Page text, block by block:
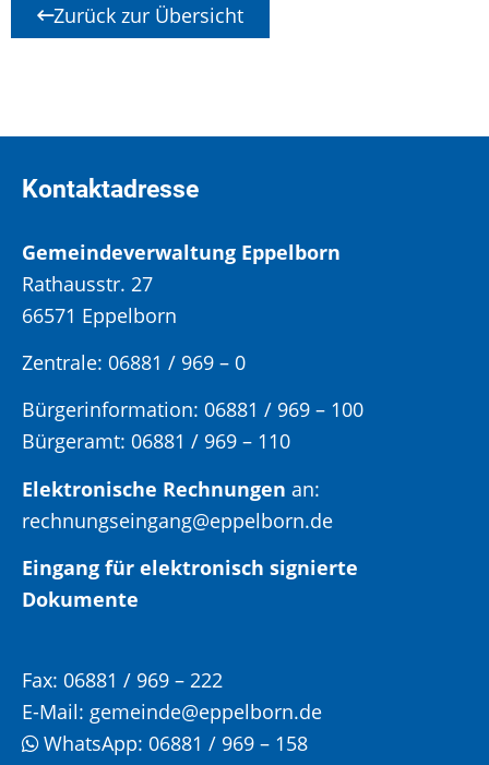
Zurück zur Übersicht
Kontaktadresse
Gemeindeverwaltung Eppelborn
Rathausstr. 27
66571 Eppelborn
Zentrale: 06881 / 969 – 0
Bürgerinformation: 06881 / 969 – 100
Bürgeramt: 06881 / 969 – 110
Elektronische Rechnungen an:
rechnungseingang@eppelborn.de
Eingang für elektronisch signierte
Dokumente
Fax: 06881 / 969 – 222
E-Mail: gemeinde@eppelborn.de
WhatsApp: 06881 / 969 – 158